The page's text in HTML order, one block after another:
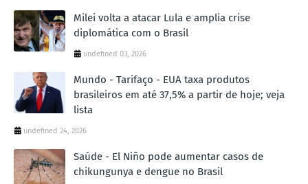
Milei volta a atacar Lula e amplia crise
diplomática com o Brasil
undefined 03, 2026
Mundo - Tarifaço - EUA taxa produtos
brasileiros em até 37,5% a partir de hoje; veja
lista
undefined 24, 2026
Saúde - El Niño pode aumentar casos de
chikungunya e dengue no Brasil